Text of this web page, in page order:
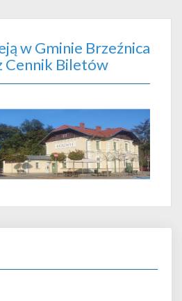
w Gminie Brzeźnica
Cennik Biletów